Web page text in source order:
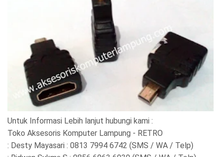
Untuk Informasi Lebih lanjut hubungi kami :
Toko Aksesoris Komputer Lampung - RETRO
: Desty Mayasari : 0813 7994 6742 (SMS / WA / Telp)